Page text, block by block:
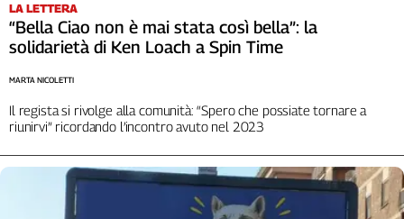
LA LETTERA
“Bella Ciao non è mai stata così bella”: la
solidarietà di Ken Loach a Spin Time
Il regista si rivolge alla comunità: “Spero che possiate tornare a
riunirvi” ricordando l’incontro avuto nel 2023
MARTA NICOLETTI